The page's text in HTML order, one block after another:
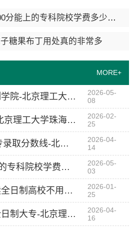
专科院校学费多少钱-北京理工大学珠海学院继续教育学院
糖果布丁用处真的非常多
MORE+
珠海大专全日制学院-北京理工大学珠海学院继续教育学院
2026-05-
08
广东大专学校-北京理工大学珠海学院继续教育学院
2026-02-
25
广东省2023大专录取分数线-北京理工大学珠海学院继教院
2026-04-
14
珠海300分能上的专科院校学费贵吗-北京理工大学珠海学院继教院
2026-05-
03
广东省专本连读全日制高校不用考试-北京理工大学珠海学院继续教育学院
2026-01-
25
珠海专本连读全日制大专-北京理工大学珠海学院继续教育学院
2026-04-
16